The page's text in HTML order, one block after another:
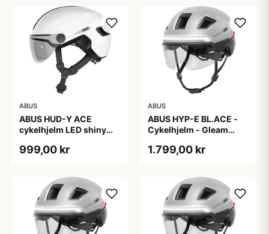
ABUS
ABUS HUD-Y ACE
cykelhjelm LED shiny
999,00 kr
ABUS
ABUS HYP-E BL.ACE -
Cykelhjelm - Gleam
1.799,00 kr